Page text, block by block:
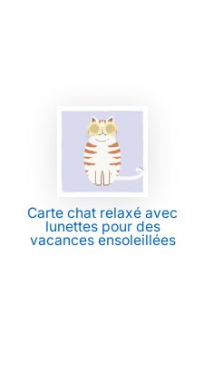
Carte chat relaxé avec
lunettes pour des
vacances ensoleillées